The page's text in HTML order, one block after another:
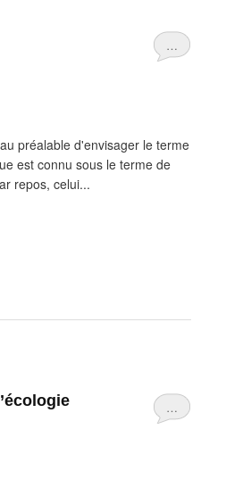
…
préalable d'envisager le terme
est connu sous le terme de
repos, celui...
…